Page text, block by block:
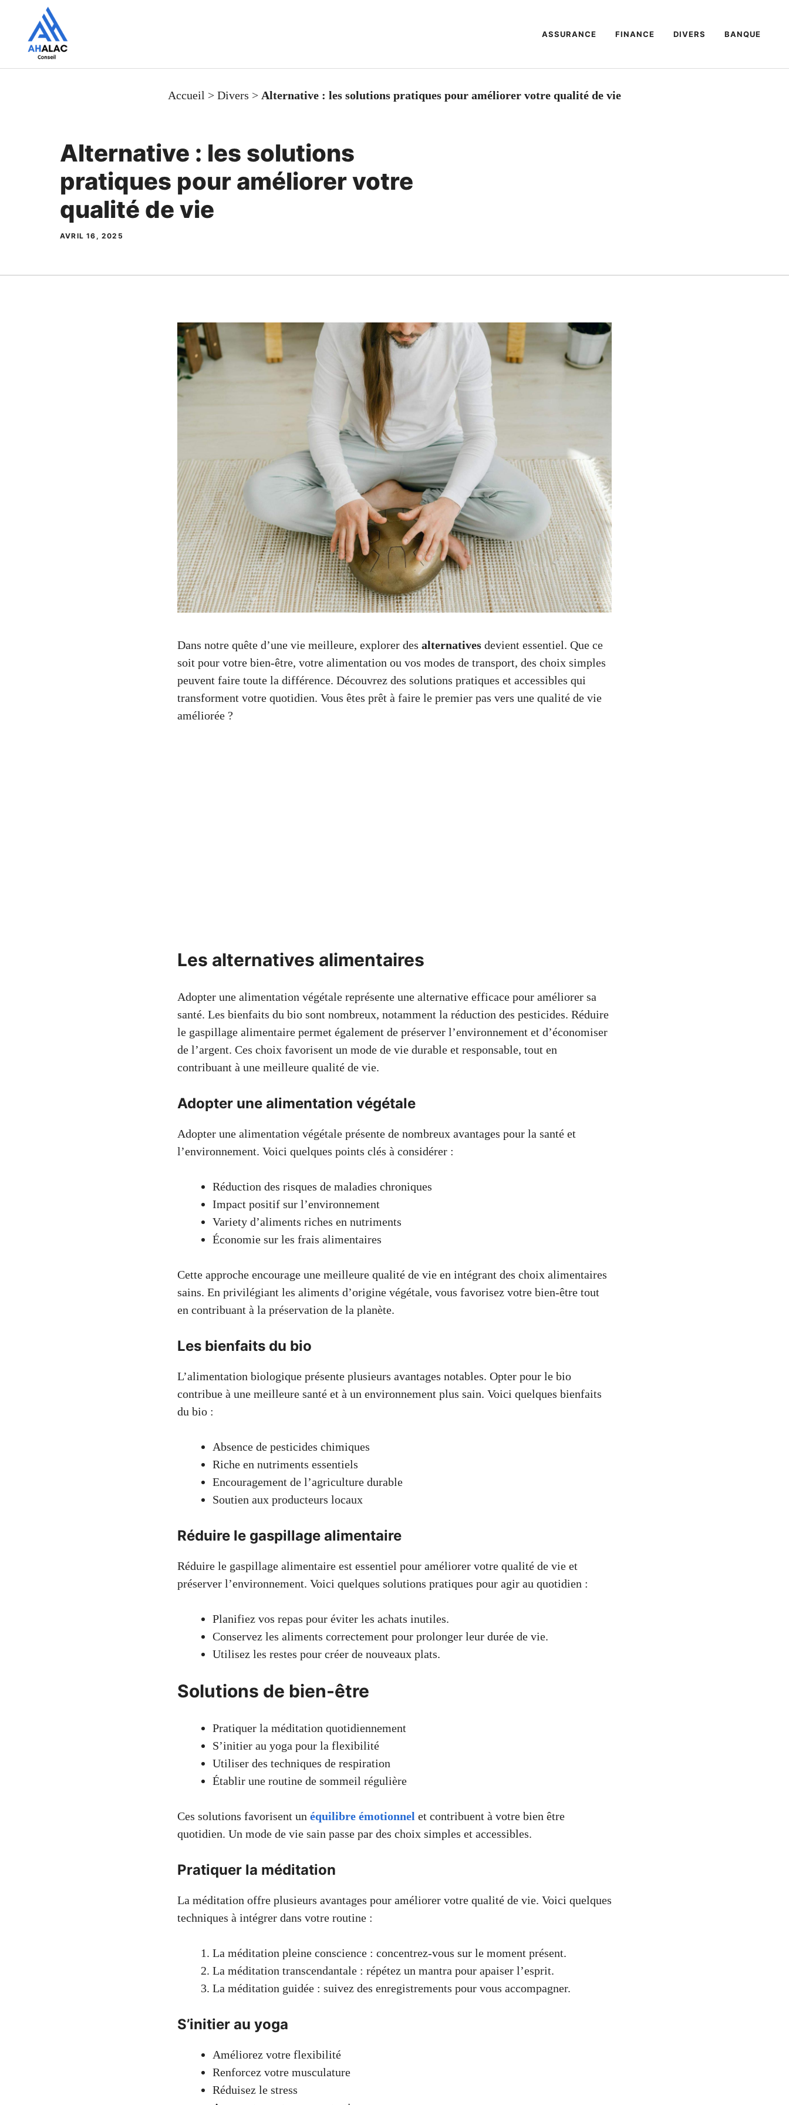
contenu
ASSURANCE FINANCE DIVERS BANQUE
Accueil > Divers > Alternative : les solutions pratiques pour améliorer votre qualité de vie
Alternative : les solutions
pratiques pour améliorer votre
qualité de vie
AVRIL 16, 2025
Dans notre quête d’une vie meilleure, explorer des alternatives devient essentiel. Que ce
soit pour votre bien-être, votre alimentation ou vos modes de transport, des choix simples
peuvent faire toute la différence. Découvrez des solutions pratiques et accessibles qui
transforment votre quotidien. Vous êtes prêt à faire le premier pas vers une qualité de vie
améliorée ?
Les alternatives alimentaires
Adopter une alimentation végétale représente une alternative efficace pour améliorer sa
santé. Les bienfaits du bio sont nombreux, notamment la réduction des pesticides. Réduire
le gaspillage alimentaire permet également de préserver l’environnement et d’économiser
de l’argent. Ces choix favorisent un mode de vie durable et responsable, tout en
contribuant à une meilleure qualité de vie.
Adopter une alimentation végétale
Adopter une alimentation végétale présente de nombreux avantages pour la santé et
l’environnement. Voici quelques points clés à considérer :
Réduction des risques de maladies chroniques
Impact positif sur l’environnement
Variety d’aliments riches en nutriments
Économie sur les frais alimentaires
Cette approche encourage une meilleure qualité de vie en intégrant des choix alimentaires
sains. En privilégiant les aliments d’origine végétale, vous favorisez votre bien-être tout
en contribuant à la préservation de la planète.
Les bienfaits du bio
L’alimentation biologique présente plusieurs avantages notables. Opter pour le bio
contribue à une meilleure santé et à un environnement plus sain. Voici quelques bienfaits
du bio :
Absence de pesticides chimiques
Riche en nutriments essentiels
Encouragement de l’agriculture durable
Soutien aux producteurs locaux
Réduire le gaspillage alimentaire
Réduire le gaspillage alimentaire est essentiel pour améliorer votre qualité de vie et
préserver l’environnement. Voici quelques solutions pratiques pour agir au quotidien :
Planifiez vos repas pour éviter les achats inutiles.
Conservez les aliments correctement pour prolonger leur durée de vie.
Utilisez les restes pour créer de nouveaux plats.
Solutions de bien-être
Pratiquer la méditation quotidiennement
S’initier au yoga pour la flexibilité
Utiliser des techniques de respiration
Établir une routine de sommeil régulière
Ces solutions favorisent un équilibre émotionnel et contribuent à votre bien être
quotidien. Un mode de vie sain passe par des choix simples et accessibles.
Pratiquer la méditation
La méditation offre plusieurs avantages pour améliorer votre qualité de vie. Voici quelques
techniques à intégrer dans votre routine :
La méditation pleine conscience : concentrez-vous sur le moment présent.
La méditation transcendantale : répétez un mantra pour apaiser l’esprit.
La méditation guidée : suivez des enregistrements pour vous accompagner.
S’initier au yoga
Améliorez votre flexibilité
Renforcez votre musculature
Réduisez le stress